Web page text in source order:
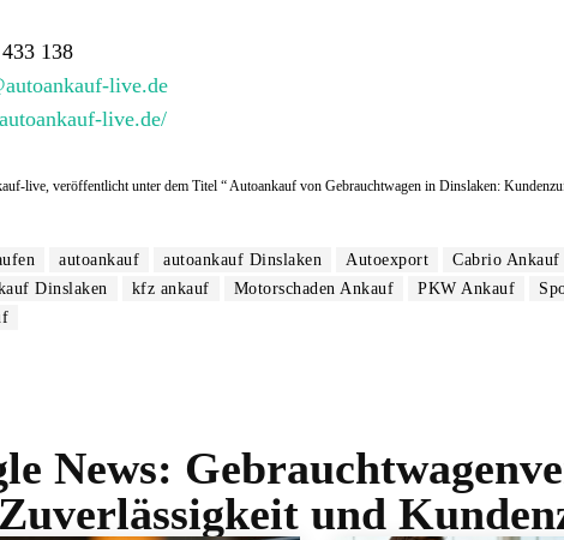
138
live.de
live.de/
live, veröffentlicht unter dem Titel “ Autoankauf von Gebrauchtwagen in Dinslaken:
autoankauf autoankauf Dinslaken Autoexport Cabrio Ankauf
Dinslaken
kfz ankauf Motorschaden Ankauf PKW Ankauf
News:
Zuverlässigkeit und